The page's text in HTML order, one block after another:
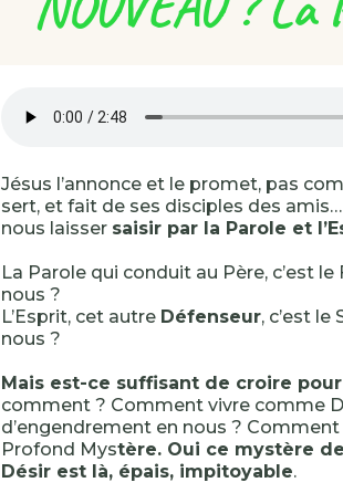
Jésus l’annonce et le promet, pas
sert, et fait de ses disciples des
nous laisser saisir par la Parole et
La Parole qui conduit au Père, c’est
nous ?
L’Esprit, cet autre Défenseur, c’est
nous ?
Mais est-ce suffisant de croire
comment ? Comment vivre comme
d’engendrement en nous ?
Profond Mystère. Oui ce mystère
Désir est là, épais, impitoyable.